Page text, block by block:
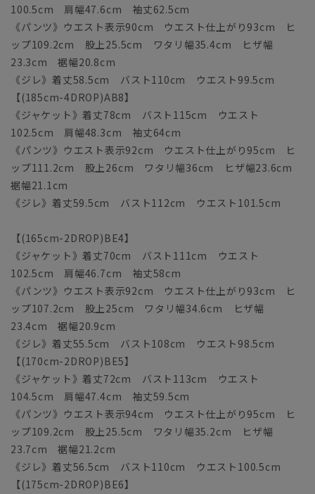
100.5cm 肩幅47.6cm 袖丈62.5cm
《パンツ》ウエスト表示90cm ウエスト仕上がり93cm ヒ
ップ109.2cm 股上25.5cm ワタリ幅35.4cm ヒザ幅
23.3cm 裾幅20.8cm
《ジレ》着丈58.5cm バスト110cm ウエスト99.5cm
【(185cm-4DROP)AB8】
《ジャケット》着丈78cm バスト115cm ウエスト
102.5cm 肩幅48.3cm 袖丈64cm
《パンツ》ウエスト表示92cm ウエスト仕上がり95cm ヒ
ップ111.2cm 股上26cm ワタリ幅36cm ヒザ幅23.6cm
裾幅21.1cm
《ジレ》着丈59.5cm バスト112cm ウエスト101.5cm
【(165cm-2DROP)BE4】
《ジャケット》着丈70cm バスト111cm ウエスト
102.5cm 肩幅46.7cm 袖丈58cm
《パンツ》ウエスト表示92cm ウエスト仕上がり93cm ヒ
ップ107.2cm 股上25cm ワタリ幅34.6cm ヒザ幅
23.4cm 裾幅20.9cm
《ジレ》着丈55.5cm バスト108cm ウエスト98.5cm
【(170cm-2DROP)BE5】
《ジャケット》着丈72cm バスト113cm ウエスト
104.5cm 肩幅47.4cm 袖丈59.5cm
《パンツ》ウエスト表示94cm ウエスト仕上がり95cm ヒ
ップ109.2cm 股上25.5cm ワタリ幅35.2cm ヒザ幅
23.7cm 裾幅21.2cm
《ジレ》着丈56.5cm バスト110cm ウエスト100.5cm
【(175cm-2DROP)BE6】